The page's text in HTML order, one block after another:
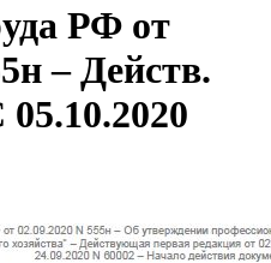
РФ от
– Действ.